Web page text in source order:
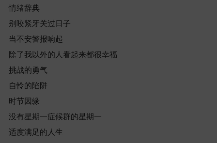
情绪辞典
别咬紧牙关过日子
当不安警报响起
除了我以外的人看起来都很幸福
挑战的勇气
自怜的陷阱
时节因缘
没有星期一症候群的星期一
适度满足的人生